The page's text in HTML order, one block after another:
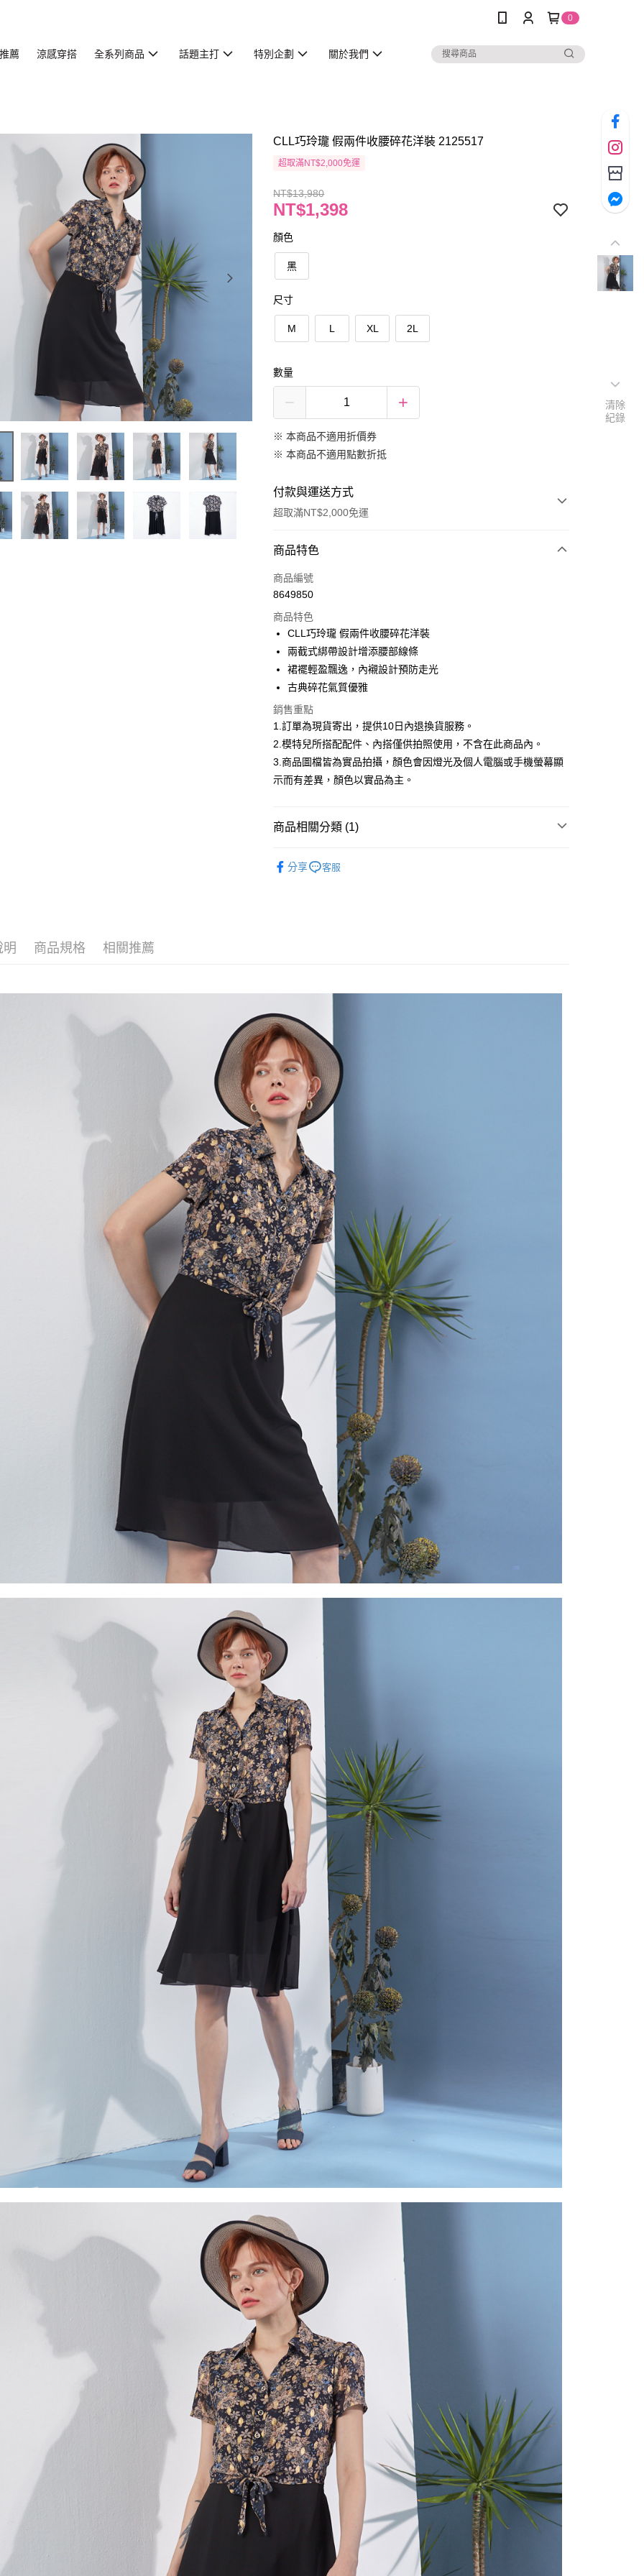
0
薦 涼感穿搭 全系列商品 話題主打 特別企劃 關於我們
CLL巧玲瓏 假兩件收腰碎花洋裝 2125517
超取滿NT$2,000免運
NT$13,980
NT$1,398
顏色
黑
尺寸
M L XL 2L
數量
※ 本商品不適用折價券
※ 本商品不適用點數折抵
付款與運送方式
超取滿NT$2,000免運
付款方式
信用卡一次付款
3 期 0 利率 每期 NT$466
合作金庫商業銀行
華南商業銀行
彰化商業銀行
國泰世華商業銀行
臺灣中小企業銀行
匯豐（台灣）商業銀行
華泰商業銀行
聯邦商業銀行
遠東國際商業銀行
玉山商業銀行
星展（台灣）商業銀行
台新國際商業銀行
超商取貨付款
Apple Pay
街口支付
悠遊付
Google Pay
相關說明
2.付款方式選擇「大哥付你分期」，訂單成立後會自動跳轉到大哥付的交易
帳／街口支付／iPASS MONEY」等通路繳費。
【注意事項】
1.本服務係由「台灣大哥大股份有限公司」（以下簡稱本公司）所提供，讓
用戶於交易時，得透過本服務購買商品或服務，並由商店將買賣／分期付
款買賣價金債權讓與本公司後，依約使用本公司帳單繳交帳款。
2.基於同意付款使用「大哥付你分期」之契約關係目的，商店將以您的個人
資料（包含姓名、電話或地址）提供予台灣大哥大進項蒐集、處理及利
用，由本公司與您本人進行分期帳單所需資料之確認、核對及更正。
3.完整用戶服務條款，請詳閱以下連結：
相關說明
２．訂單成立數日內，您將收到繳費通知簡訊。
３．收到繳費通知簡訊後14天內，點擊此簡訊中的連結，可透過四大超商
／ATM／網路銀行／等多元方式進行付款，方視為交易完成。
※ 請注意：結帳手續完成當下不需立刻繳費，但若您需要取消訂單，請聯
絡購買商品的店家。未經商家同意取消之訂單仍視為有效，需透過AFTEE
先享後付繳納相關費用。
※ 交易是否成功請以「AFTEE先享後付 」之結帳頁面顯示為準，若有關於
是否繳費成功／繳費後需取消欲退款等相關疑問，請聯繫「AFTEE先享後
付客戶支援中心」
【注意事項】
１．透過由恩沛科技股份有限公司提供之「AFTEE先享後付」服務完成之
交易，需依本服務之必要範圍內提供個人資料，並將交易相關給付款項請
求債權轉讓予恩沛科技股份有限公司。
２．關於個人資料處理事宜，請瀏覽以下網址：
https://aftee.tw/terms/#terms3
３．未成年的使用者請事先徵得法定代理人或監護人之同意方可使用
「AFTEE先享後付」，若未經同意申辦者引起之損失，本公司不負相關責
任。
４．使用「AFTEE先享後付」時，將依據個別帳號之用戶狀況，依本公司
即時審查核予不同之上限額度；若仍有額度不足之情形，本公司將視審查
結果請求用戶進行身份認證。
５．嚴禁一人註冊多個帳號或使用他人資訊註冊。若發現惡意使用之情
形，恩沛科技股份有限公司將有權停止該用戶之使用額度並採取法律行
動。
7-11取貨付款
每筆NT$120，滿NT$2,000(含以上)免運費
宅配
每筆NT$120，滿NT$2,000(含以上)免運費
商品特色
商品編號
8649850
商品特色
CLL巧玲瓏 假兩件收腰碎花洋裝
兩截式綁帶設計增添腰部線條
裙襬輕盈飄逸，內襯設計預防走光
古典碎花氣質優雅
銷售重點
1.訂單為現貨寄出，提供10日內退換貨服務。
2.模特兒所搭配配件、內搭僅供拍照使用，不含在此商品內。
3.商品圖檔皆為實品拍攝，顏色會因燈光及個人電腦或手機螢幕顯
示而有差異，顏色以實品為主。
商品相關分類 (1)
分享
客服
明 商品規格 相關推薦
清除
紀錄